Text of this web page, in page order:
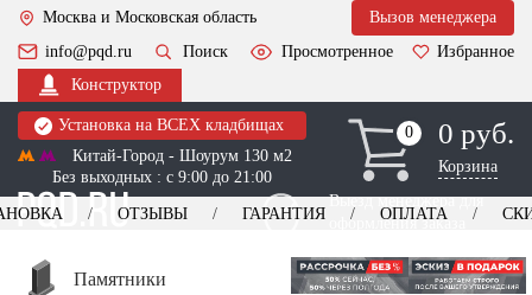
Москва и Московская область
Вызов менеджера
info@pqd.ru
Поиск Просмотренное
Избранное
Конструктор
Установка на ВСЕХ кладбищах
Китай-Город - Шоурум 130 м2
Без выходных : с 9:00 до 21:00
0
0 0 руб.
Корзина
Выезд менеджера для
оформления заказа
+7 (495) 518-44-23
ОТЗЫВЫ ГАРАНТИЯ ОПЛАТА
Памятники